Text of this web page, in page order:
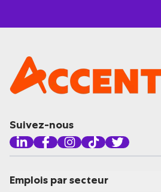
Suivez-nous
Emplois par secteur